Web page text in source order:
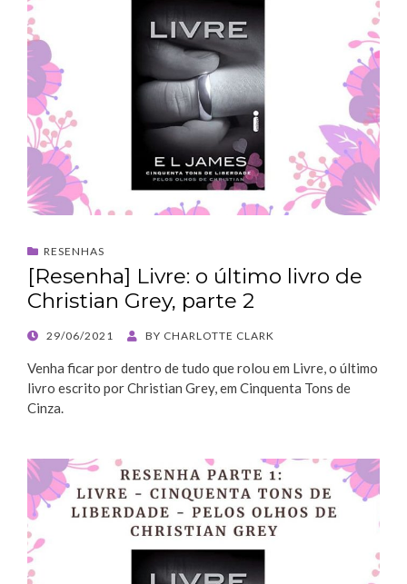
RESENHAS
[Resenha] Livre: o último livro de
Christian Grey, parte 2
POSTED
29/06/2021 BY CHARLOTTE CLARK
Venha ficar por dentro de tudo que rolou em Livre, o último
livro escrito por Christian Grey, em Cinquenta Tons de
Cinza.